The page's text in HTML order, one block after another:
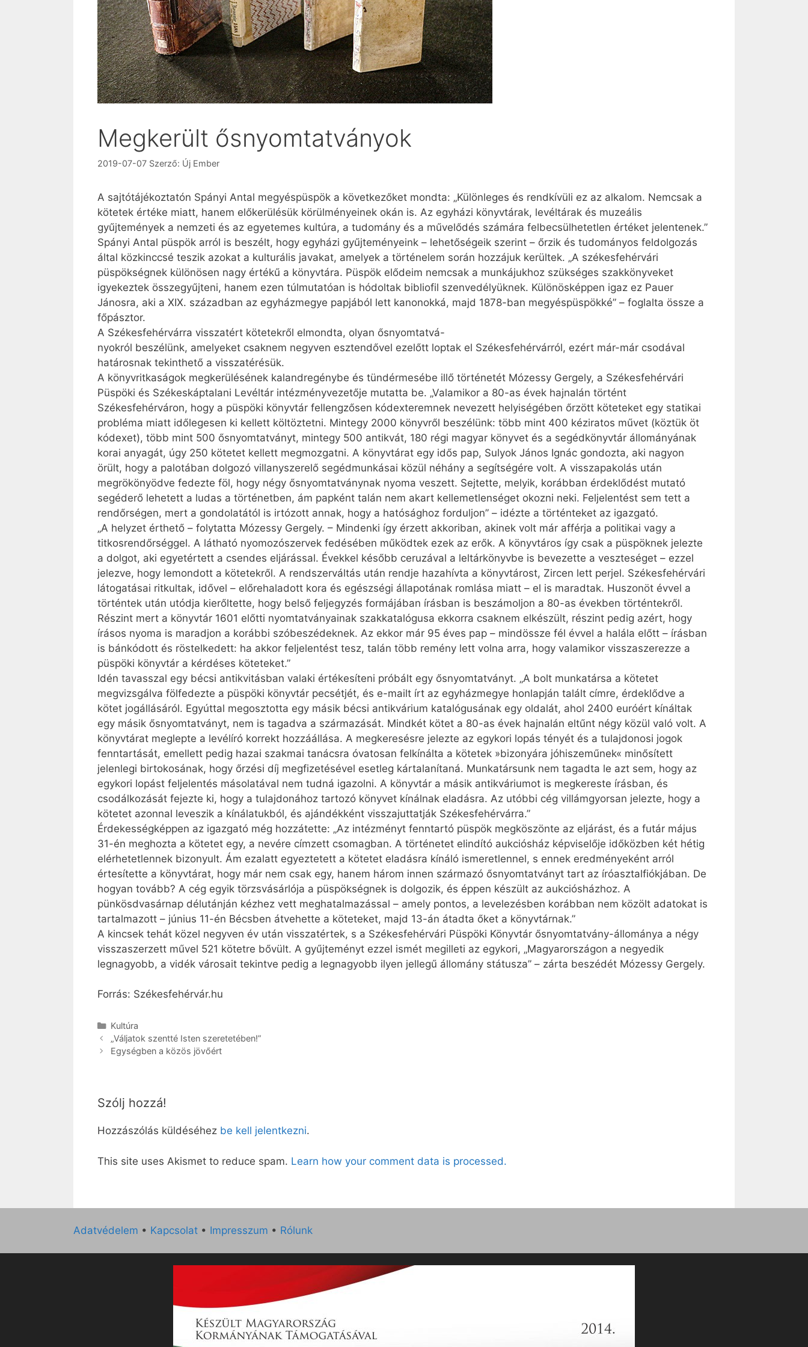
Megkerült ősnyomtatványok
2019-07-07 Szerző: Új Ember
A sajtótájékoztatón Spányi Antal megyéspüspök a következőket mondta: „Különleges és rendkívüli ez az alkalom. Nemcsak a
kötetek értéke miatt, hanem előkerülésük körülményeinek okán is. Az egyházi könyvtárak, levéltárak és muzeális
gyűjtemények a nemzeti és az egyetemes kultúra, a tudomány és a művelődés számára felbecsülhetetlen értéket jelentenek.”
Spányi Antal püspök arról is beszélt, hogy egyházi gyűjteményeink – lehetőségeik szerint – őrzik és tudományos feldolgozás
által közkinccsé teszik azokat a kulturális javakat, amelyek a történelem során hozzájuk kerültek. „A székesfehérvári
püspökségnek különösen nagy értékű a könyvtára. Püspök elődeim nemcsak a munkájukhoz szükséges szakkönyveket
igyekeztek összegyűjteni, hanem ezen túlmutatóan is hódoltak bibliofil szenvedélyüknek. Különösképpen igaz ez Pauer
Jánosra, aki a XIX. században az egyházmegye papjából lett kanonokká, majd 1878-ban megyéspüspökké” – foglalta össze a
főpásztor.
A Székesfehérvárra visszatért kötetekről elmondta, olyan ősnyomtatvá-
nyokról beszélünk, amelyeket csaknem negyven esztendővel ezelőtt loptak el Székesfehérvárról, ezért már-már csodával
határosnak tekinthető a visszatérésük.
A könyvritkaságok megkerülésének kalandregénybe és tündérmesébe illő történetét Mózessy Gergely, a Székesfehérvári
Püspöki és Székeskáptalani Levéltár intézményvezetője mutatta be. „Valamikor a 80-as évek hajnalán történt
Székesfehérváron, hogy a püspöki könyvtár fellengzősen kódexteremnek nevezett helyiségében őrzött köteteket egy statikai
probléma miatt időlegesen ki kellett költöztetni. Mintegy 2000 könyvről beszélünk: több mint 400 kéziratos művet (köztük öt
kódexet), több mint 500 ősnyomtatványt, mintegy 500 antikvát, 180 régi magyar könyvet és a segédkönyvtár állományának
korai anyagát, úgy 250 kötetet kellett megmozgatni. A könyvtárat egy idős pap, Sulyok János Ignác gondozta, aki nagyon
örült, hogy a palotában dolgozó villanyszerelő segédmunkásai közül néhány a segítségére volt. A visszapakolás után
megrökönyödve fedezte föl, hogy négy ősnyomtatványnak nyoma veszett. Sejtette, melyik, korábban érdeklődést mutató
segéderő lehetett a ludas a történetben, ám papként talán nem akart kellemetlenséget okozni neki. Feljelentést sem tett a
rendőrségen, mert a gondolatától is irtózott annak, hogy a hatósághoz forduljon” – idézte a történteket az igazgató.
„A helyzet érthető – folytatta Mózessy Gergely. – Mindenki így érzett akkoriban, akinek volt már afférja a politikai vagy a
titkosrendőrséggel. A látható nyomozószervek fedésében működtek ezek az erők. A könyvtáros így csak a püspöknek jelezte
a dolgot, aki egyetértett a csendes eljárással. Évekkel később ceruzával a leltárkönyvbe is bevezette a veszteséget – ezzel
jelezve, hogy lemondott a kötetekről. A rendszerváltás után rendje hazahívta a könyvtárost, Zircen lett perjel. Székesfehérvári
látogatásai ritkultak, idővel – előrehaladott kora és egészségi állapotának romlása miatt – el is maradtak. Huszonöt évvel a
történtek után utódja kierőltette, hogy belső feljegyzés formájában írásban is beszámoljon a 80-as években történtekről.
Részint mert a könyvtár 1601 előtti nyomtatványainak szakkatalógusa ekkorra csaknem elkészült, részint pedig azért, hogy
írásos nyoma is maradjon a korábbi szóbeszédeknek. Az ekkor már 95 éves pap – mindössze fél évvel a halála előtt – írásban
is bánkódott és röstelkedett: ha akkor feljelentést tesz, talán több remény lett volna arra, hogy valamikor visszaszerezze a
püspöki könyvtár a kérdéses köteteket.”
Idén tavasszal egy bécsi antikvitásban valaki értékesíteni próbált egy ősnyomtatványt. „A bolt munkatársa a kötetet
megvizsgálva fölfedezte a püspöki könyvtár pecsétjét, és e-mailt írt az egyházmegye honlapján talált címre, érdeklődve a
kötet jogállásáról. Egyúttal megosztotta egy másik bécsi antikvárium katalógusának egy oldalát, ahol 2400 euróért kínáltak
egy másik ősnyomtatványt, nem is tagadva a származását. Mindkét kötet a 80-as évek hajnalán eltűnt négy közül való volt. A
könyvtárat meglepte a levélíró korrekt hozzáállása. A megkeresésre jelezte az egykori lopás tényét és a tulajdonosi jogok
fenntartását, emellett pedig hazai szakmai tanácsra óvatosan felkínálta a kötetek »bizonyára jóhiszeműnek« minősített
jelenlegi birtokosának, hogy őrzési díj megfizetésével esetleg kártalanítaná. Munkatársunk nem tagadta le azt sem, hogy az
egykori lopást feljelentés másolatával nem tudná igazolni. A könyvtár a másik antikváriumot is megkereste írásban, és
csodálkozását fejezte ki, hogy a tulajdonához tartozó könyvet kínálnak eladásra. Az utóbbi cég villámgyorsan jelezte, hogy a
kötetet azonnal leveszik a kínálatukból, és ajándékként visszajuttatják Székesfehérvárra.”
Érdekességképpen az igazgató még hozzátette: „Az intézményt fenntartó püspök megköszönte az eljárást, és a futár május
31-én meghozta a kötetet egy, a nevére címzett csomagban. A történetet elindító aukciósház képviselője időközben két hétig
elérhetetlennek bizonyult. Ám ezalatt egyeztetett a kötetet eladásra kínáló ismeretlennel, s ennek eredményeként arról
értesítette a könyvtárat, hogy már nem csak egy, hanem három innen származó ősnyomtatványt tart az íróasztalfiókjában. De
hogyan tovább? A cég egyik törzsvásárlója a püspökségnek is dolgozik, és éppen készült az aukciósházhoz. A
pünkösdvasárnap délutánján kézhez vett meghatalmazással – amely pontos, a levelezésben korábban nem közölt adatokat is
tartalmazott – június 11-én Bécsben átvehette a köteteket, majd 13-án átadta őket a könyvtárnak.”
A kincsek tehát közel negyven év után visszatértek, s a Székesfehérvári Püspöki Könyvtár ősnyomtatvány-állománya a négy
visszaszerzett művel 521 kötetre bővült. A gyűjteményt ezzel ismét megilleti az egykori, „Magyarországon a negyedik
legnagyobb, a vidék városait tekintve pedig a legnagyobb ilyen jellegű állomány státusza” – zárta beszédét Mózessy Gergely.
Forrás: Székesfehérvár.hu
Kategória
Kultúra
„Váljatok szentté Isten szeretetében!”
Egységben a közös jövőért
Szólj hozzá!
Hozzászólás küldéséhez be kell jelentkezni.
This site uses Akismet to reduce spam. Learn how your comment data is processed.
Adatvédelem • Kapcsolat • Impresszum • Rólunk